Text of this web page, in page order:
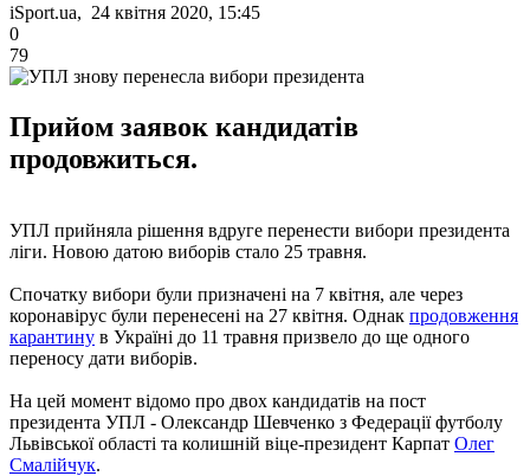
iSport.ua, 24 квітня 2020, 15:45
0
79
Прийом заявок кандидатів
продовжиться.
УПЛ прийняла рішення вдруге перенести вибори президента
ліги. Новою датою виборів стало 25 травня.
Спочатку вибори були призначені на 7 квітня, але через
коронавірус були перенесені на 27 квітня. Однак продовження
карантину в Україні до 11 травня призвело до ще одного
переносу дати виборів.
На цей момент відомо про двох кандидатів на пост
президента УПЛ - Олександр Шевченко з Федерації футболу
Львівської області та колишній віце-президент Карпат Олег
Смалійчук.